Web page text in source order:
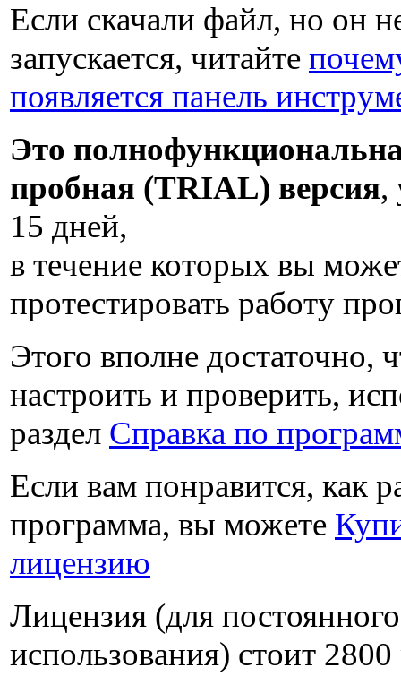
Если скачали файл, но он
запускается, читайте
появляется панель
Это
пробная (TRIAL) версия,
15 дней,
в течение которых вы
протестировать работу
Этого вполне достаточно,
настроить и проверить,
раздел Справка по
Если вам понравится, как
программа, вы можете
лицензию
Лицензия (для постоянного
использования) стоит 2800